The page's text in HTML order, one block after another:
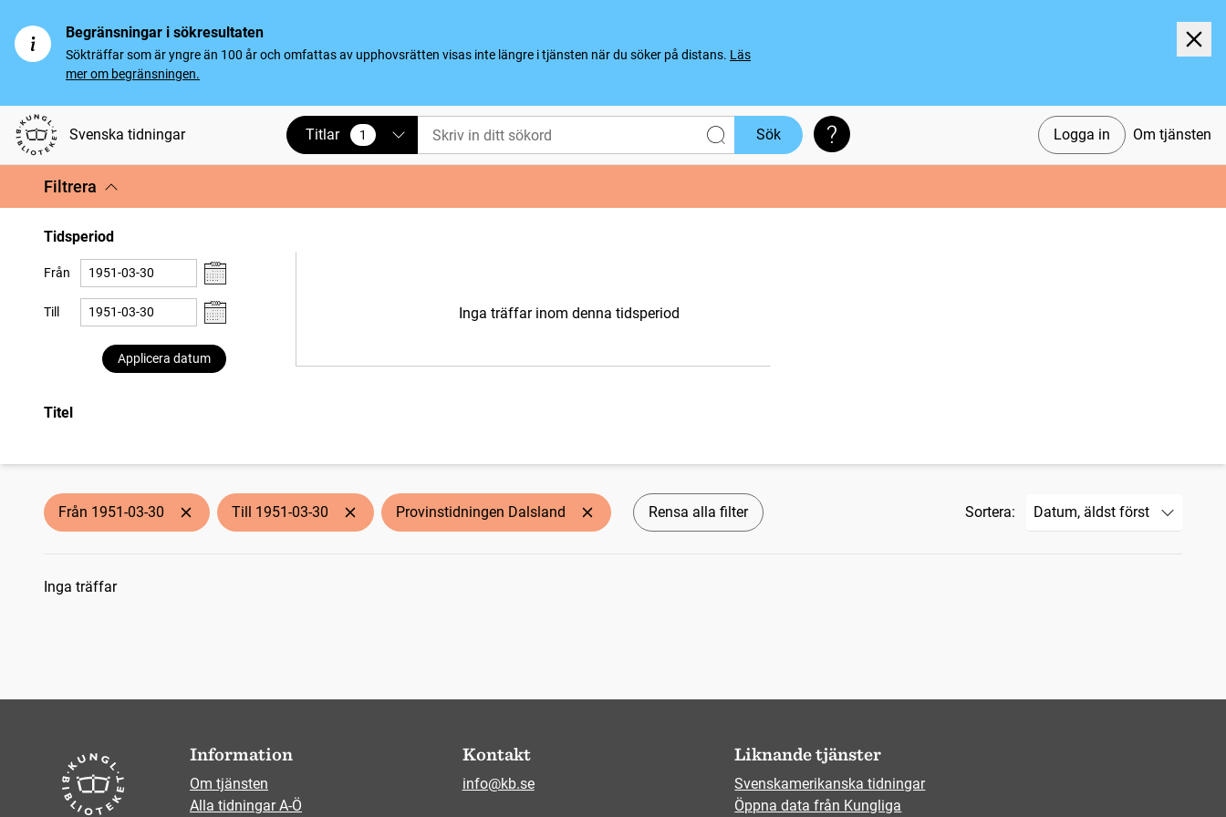
Begränsningar i sökresultaten
Sökträffar som är yngre än 100 år och omfattas av upphovsrätten visas inte längre i tjänsten när du söker på distans. Läs
mer om begränsningen.
Svenska tidningar Logga in Om tjänsten
Titlar 1
vald Sök Söktips
Filtrera
Tidsperiod
Från
Till
Applicera datum
Inga träffar inom denna tidsperiod
Titel
Från 1951-03-30 Till 1951-03-30 Provinstidningen Dalsland Rensa alla filter Sortera:
Sökresultat
Inga träffar
Information
Om tjänsten
Alla tidningar A-Ö
Kontakt
info@kb.se
Liknande tjänster
Svenskamerikanska tidningar
Öppna data från Kungliga